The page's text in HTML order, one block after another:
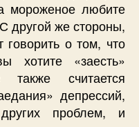
мороженое любите
другой же стороны,
о том, что
хотите «заесть»
считается
депрессий,
проблем, и